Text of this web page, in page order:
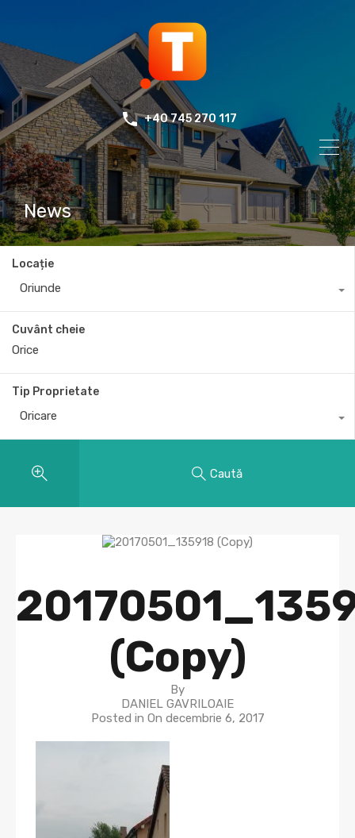
+40 745 270 117
News
Locație
Oriunde
Cuvânt cheie
Tip Proprietate
Oricare
Caută
(Copy)
By
DANIEL GAVRILOAIE
Posted in On decembrie 6, 2017